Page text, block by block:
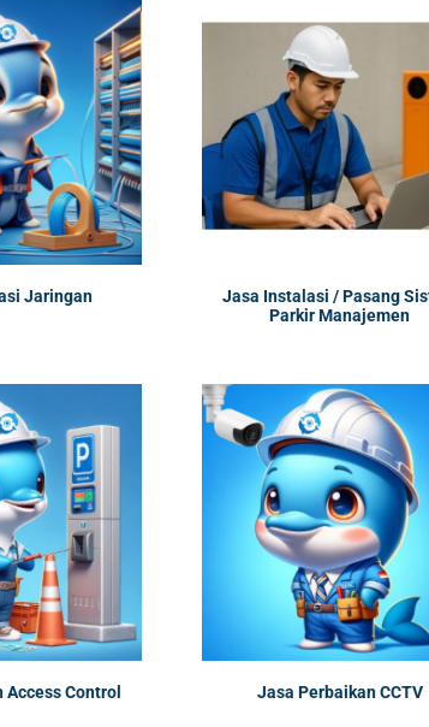
Jaringan
Jasa Instalasi / Pasang
Parkir Manajemen
Control Jasa Perbaikan CCTV